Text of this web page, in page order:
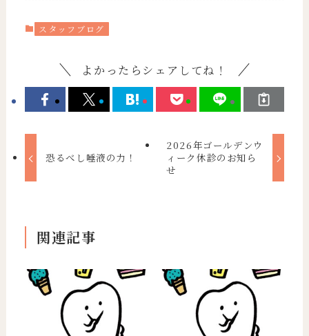
スタッフブログ
よかったらシェアしてね！
恐るべし唾液の力！
2026年ゴールデンウ
ィーク休診のお知ら
せ
関連記事